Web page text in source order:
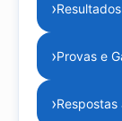
›Resultados
›Provas e
›Respostas